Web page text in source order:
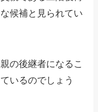
候補と見られてい
の後継者になるこ
いるのでしょう